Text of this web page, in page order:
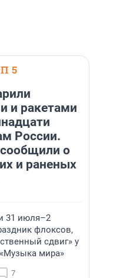
5
и ракетами
России.
о
и раненых
31 июля–2
флоксов,
сдвиг» у
мира»
7